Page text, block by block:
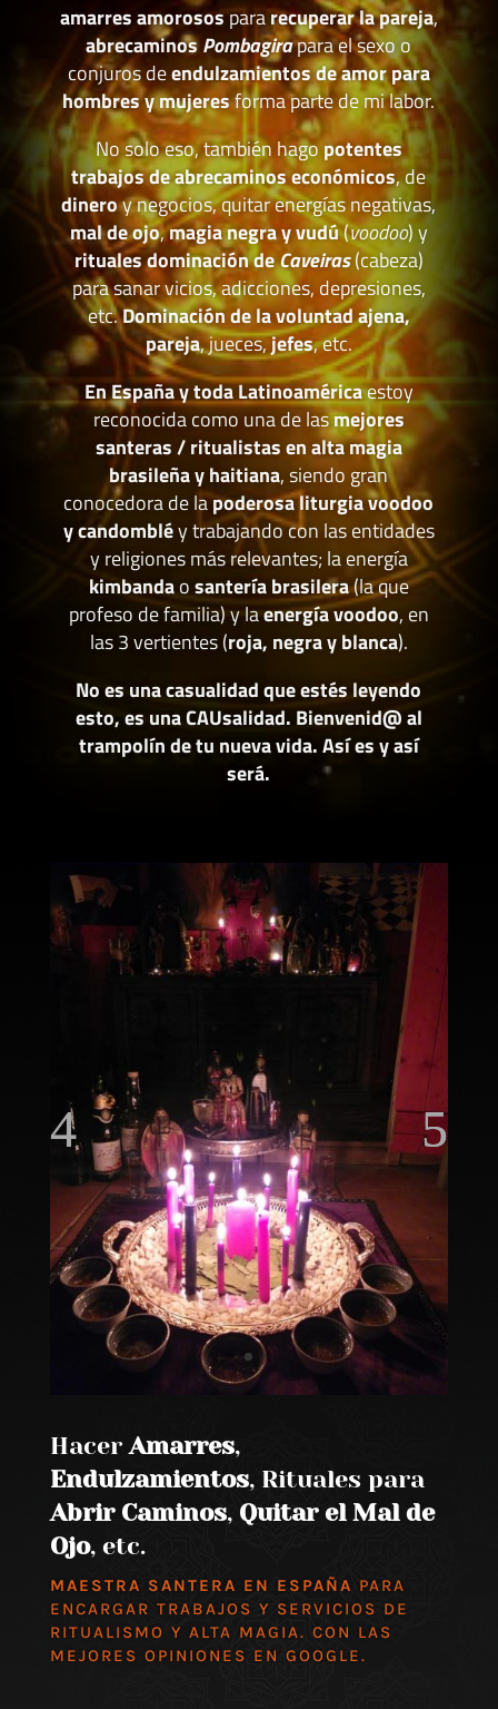
amarres amorosospararecuperar la pareja,
abrecaminosPombagirapara el sexo o
conjuros deendulzamientos de amor para
hombres y mujeresforma parte de mi labor.
No solo eso, también hagopotentes
trabajos de abrecaminos económicos, de
dineroy negocios, quitar energías negativas,
mal de ojo,magia negra y vudú(voodoo) y
rituales dominación deCaveiras(cabeza)
para sanar vicios, adicciones, depresiones,
etc.Dominación de la voluntad ajena,
pareja, jueces,jefes, etc.
En España y toda Latinoaméricaestoy
reconocida como una de lasmejores
santeras / ritualistas en alta magia
brasileña y haitiana, siendo gran
conocedora de lapoderosa liturgia voodoo
y candombléy trabajando con las entidades
y religiones más relevantes; la energía
kimbandaosantería brasilera(la que
profeso de familia) y laenergía voodoo, en
las 3 vertientes (roja, negra y blanca).
No es una casualidad que estés leyendo
esto, es una CAUsalidad. Bienvenid@ al
trampolín de tu nueva vida. Así es y así
será.
Hacer Amarres,
Endulzamientos, Rituales para
Abrir Caminos, Quitar el Mal de
Ojo, etc.
MAESTRA SANTERA EN ESPAÑA PARA
ENCARGAR TRABAJOS Y SERVICIOS DE
RITUALISMO Y ALTA MAGIA. CON LAS
MEJORES OPINIONES EN GOOGLE.